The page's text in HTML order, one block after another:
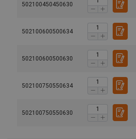
502100450450630
502100600500634
502100600500630
502100750550634
502100750550630